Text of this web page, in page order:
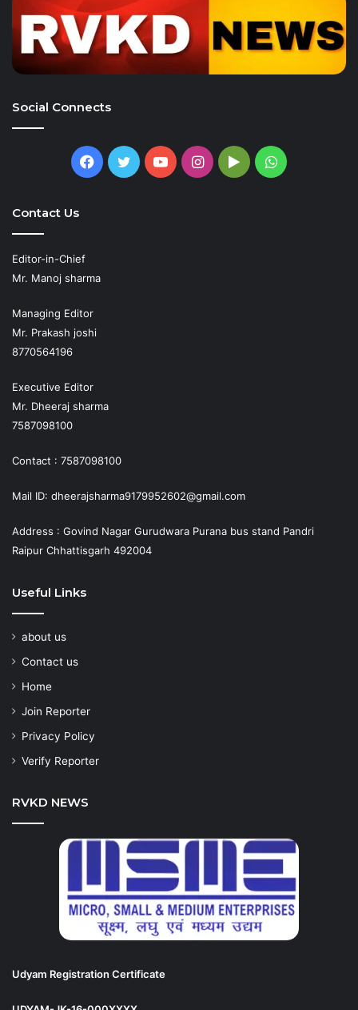
Social Connects
Facebook
TwitterYouTubeInstagram
GoogleWhatsApp
Contact Us
Editor-in-Chief
Mr. Manoj sharma
Managing Editor
Mr. Prakash joshi
8770564196
Executive Editor
Mr. Dheeraj sharma
7587098100
Contact : 7587098100
Mail ID: dheerajsharma9179952602@gmail.com
Address : Govind Nagar Gurudwara Purana bus stand Pandri
Raipur Chhattisgarh 492004
Useful Links
about us
Contact us
Home
Join Reporter
Privacy Policy
Verify Reporter
RVKD NEWS
Udyam Registration Certificate